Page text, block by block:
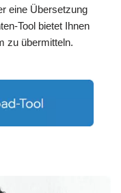
eine Übersetzung
Tool bietet Ihnen
zu übermitteln.